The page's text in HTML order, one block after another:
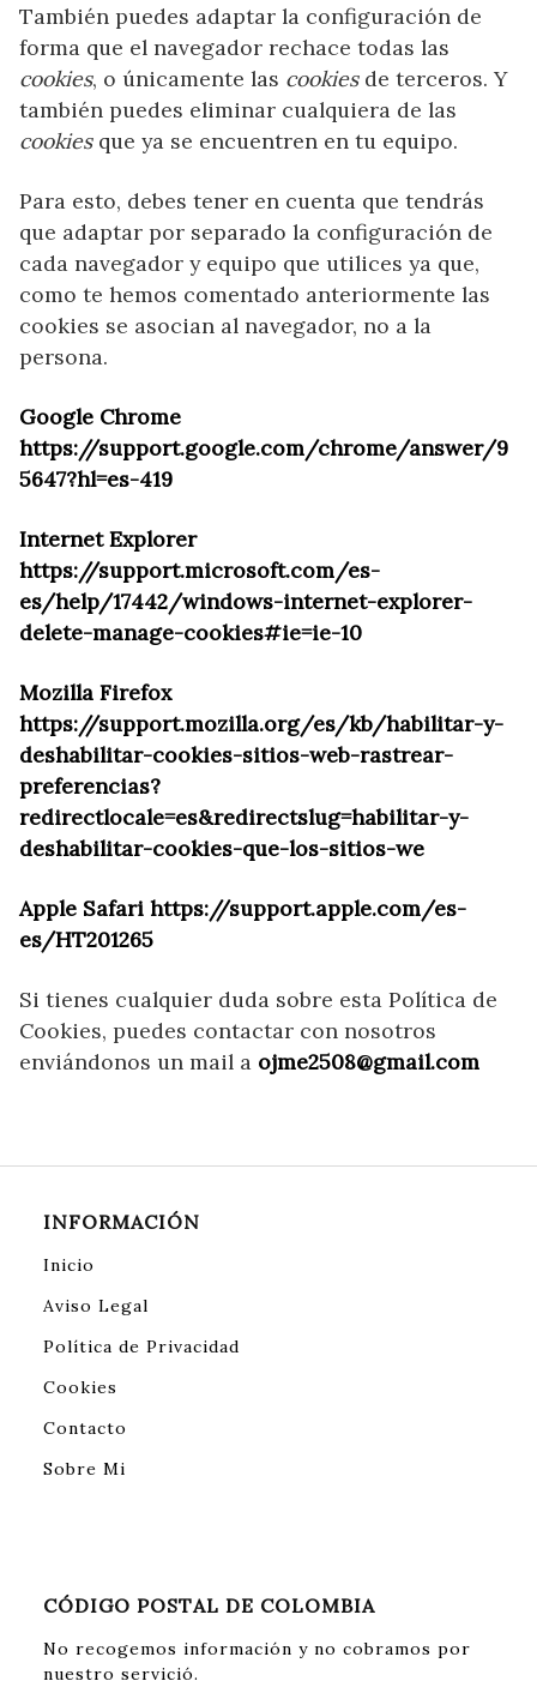
También puedes adaptar la configuración de
forma que el navegador rechace todas las
cookies, o únicamente las cookiesde terceros. Y
también puedes eliminar cualquiera de las
cookiesque ya se encuentren en tu equipo.
Para esto, debes tener en cuenta que tendrás
que adaptar por separado la configuración de
cada navegador y equipo que utilices ya que,
como te hemos comentado anteriormente las
cookies se asocian al navegador, no a la
persona.
Google Chrome
https://support.google.com/chrome/answer/9
5647?hl=es-419
Internet Explorer
https://support.microsoft.com/es-
es/help/17442/windows-internet-explorer-
delete-manage-cookies#ie=ie-10
Mozilla Firefox
https://support.mozilla.org/es/kb/habilitar-y-
deshabilitar-cookies-sitios-web-rastrear-
preferencias?
redirectlocale=es&redirectslug=habilitar-y-
deshabilitar-cookies-que-los-sitios-we
Apple Safari https://support.apple.com/es-
es/HT201265
Si tienes cualquier duda sobre esta Política de
Cookies, puedes contactar con nosotros
enviándonos un mail a ojme2508@gmail.com
INFORMACIÓN
Inicio
Aviso Legal
Política de Privacidad
Cookies
Contacto
Sobre Mi
CÓDIGO POSTAL DE COLOMBIA
No recogemos información y no cobramos por
nuestro servició.